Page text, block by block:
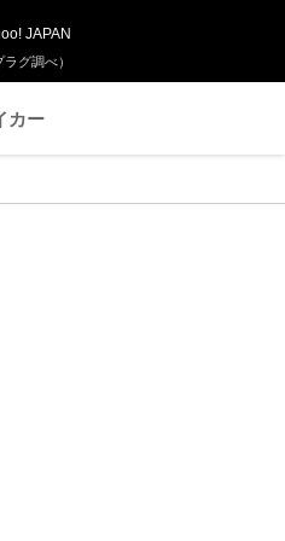
グ調べ）
JAPAN
カー